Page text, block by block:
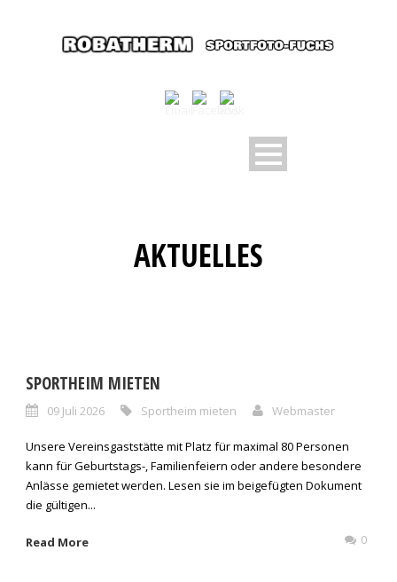
AKTUELLES
SPORTHEIM MIETEN
09 Juli 2026 Sportheim mieten Webmaster
Unsere Vereinsgaststätte mit Platz für maximal 80 Personen
kann für Geburtstags-, Familienfeiern oder andere besondere
Anlässe gemietet werden. Lesen sie im beigefügten Dokument
die gültigen...
Read More 0